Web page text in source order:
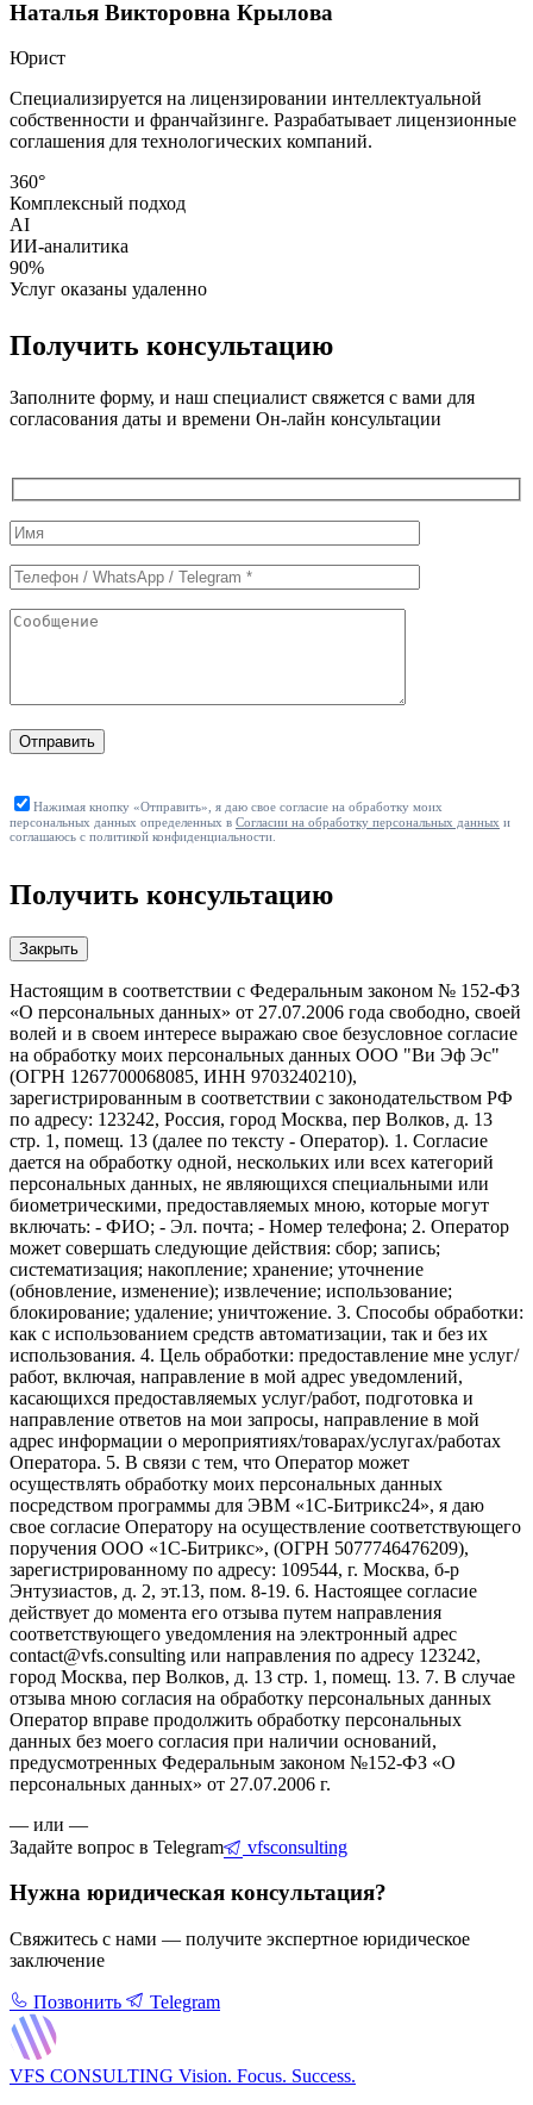
Наталья Викторовна Крылова
Юрист
Специализируется на лицензировании интеллектуальной
собственности и франчайзинге. Разрабатывает лицензионные
соглашения для технологических компаний.
360°
Комплексный подход
AI
ИИ-аналитика
90%
Услуг оказаны удаленно
Получить консультацию
Заполните форму, и наш специалист свяжется с вами для
согласования даты и времени Он-лайн консультации
Служебные
поля
формы
Отправить
Нажимая кнопку «Отправить», я даю свое согласие на обработку моих
персональных данных определенных в Согласии на обработку персональных данных и
соглашаюсь с политикой конфиденциальности.
Получить консультацию
Закрыть
Настоящим в соответствии с Федеральным законом № 152-ФЗ
«О персональных данных» от 27.07.2006 года свободно, своей
волей и в своем интересе выражаю свое безусловное согласие
на обработку моих персональных данных ООО "Ви Эф Эс"
(ОГРН 1267700068085, ИНН 9703240210),
зарегистрированным в соответствии с законодательством РФ
по адресу: 123242, Россия, город Москва, пер Волков, д. 13
стр. 1, помещ. 13 (далее по тексту - Оператор). 1. Согласие
дается на обработку одной, нескольких или всех категорий
персональных данных, не являющихся специальными или
биометрическими, предоставляемых мною, которые могут
включать: - ФИО; - Эл. почта; - Номер телефона; 2. Оператор
может совершать следующие действия: сбор; запись;
систематизация; накопление; хранение; уточнение
(обновление, изменение); извлечение; использование;
блокирование; удаление; уничтожение. 3. Способы обработки:
как с использованием средств автоматизации, так и без их
использования. 4. Цель обработки: предоставление мне услуг/
работ, включая, направление в мой адрес уведомлений,
касающихся предоставляемых услуг/работ, подготовка и
направление ответов на мои запросы, направление в мой
адрес информации о мероприятиях/товарах/услугах/работах
Оператора. 5. В связи с тем, что Оператор может
осуществлять обработку моих персональных данных
посредством программы для ЭВМ «1С-Битрикс24», я даю
свое согласие Оператору на осуществление соответствующего
поручения ООО «1С-Битрикс», (ОГРН 5077746476209),
зарегистрированному по адресу: 109544, г. Москва, б-р
Энтузиастов, д. 2, эт.13, пом. 8-19. 6. Настоящее согласие
действует до момента его отзыва путем направления
соответствующего уведомления на электронный адрес
contact@vfs.consulting или направления по адресу 123242,
город Москва, пер Волков, д. 13 стр. 1, помещ. 13. 7. В случае
отзыва мною согласия на обработку персональных данных
Оператор вправе продолжить обработку персональных
данных без моего согласия при наличии оснований,
предусмотренных Федеральным законом №152-ФЗ «О
персональных данных» от 27.07.2006 г.
— или —
Задайте вопрос в Telegram
vfsconsulting
Нужна юридическая консультация?
Свяжитесь с нами — получите экспертное юридическое
заключение
Позвонить Telegram
VFS CONSULTING Vision. Focus. Success.